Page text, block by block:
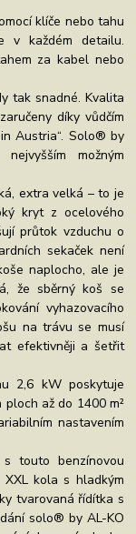
klíče nebo tahu
v každém detailu.
za kabel nebo
tak snadné. Kvalita
díky vůdčím
Austria“. Solo® by
možným
extra velká – to je
kryt z ocelového
průtok vzduchu o
sekaček není
naplocho, ale je
že sběrný koš se
vyhazovacího
na trávu se musí
efektivněji a šetřit
2,6 kW poskytuje
až do 1400 m²
nastavením
touto benzínovou
XXL kola s hladkým
tvarovaná řídítka s
solo® by AL-KO